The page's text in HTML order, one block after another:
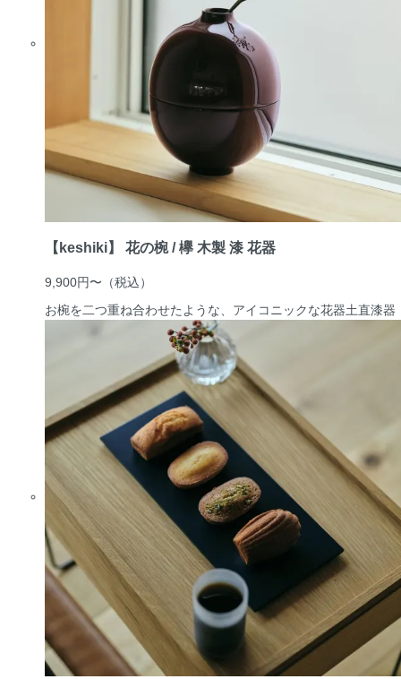
【keshiki】 花の椀 / 欅 木製 漆 花器
9,900円〜 （税込）
お椀を二つ重ね合わせたような、アイコニックな花器土直漆器